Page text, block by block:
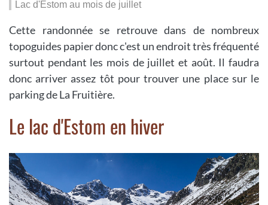
Lac d'Estom au mois de juillet
Cette randonnée se retrouve dans de nombreux
topoguides papier donc c'est un endroit très fréquenté
surtout pendant les mois de juillet et août. Il faudra
donc arriver assez tôt pour trouver une place sur le
parking de La Fruitière.
Le lac d'Estom en hiver